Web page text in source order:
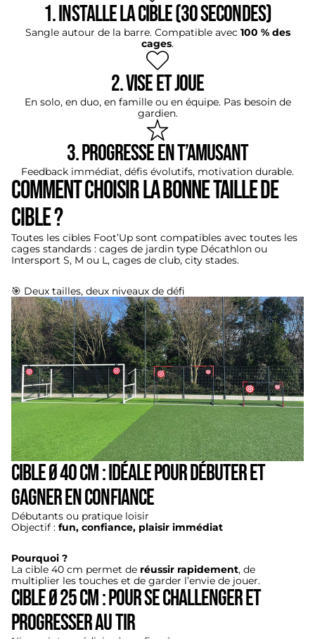
1. Installe la cible (30 secondes)
Sangle autour de la barre. Compatible avec 100 % des
cages.
2. Vise et joue
En solo, en duo, en famille ou en équipe. Pas besoin de
gardien.
3. Progresse en t’amusant
Feedback immédiat, défis évolutifs, motivation durable.
Comment choisir la bonne taille de
cible ?
Toutes les cibles Foot’Up sont compatibles avec toutes les
cages standards : cages de jardin type Décathlon ou
Intersport S, M ou L, cages de club, city stades.
🎯 Deux tailles, deux niveaux de défi
Cible Ø 40 cm : Idéale pour débuter et
gagner en confiance
Débutants ou pratique loisir
Objectif : fun, confiance, plaisir immédiat
Pourquoi ?
La cible 40 cm permet de réussir rapidement, de
multiplier les touches et de garder l’envie de jouer.
Cible Ø 25 cm : Pour se challenger et
progresser au tir